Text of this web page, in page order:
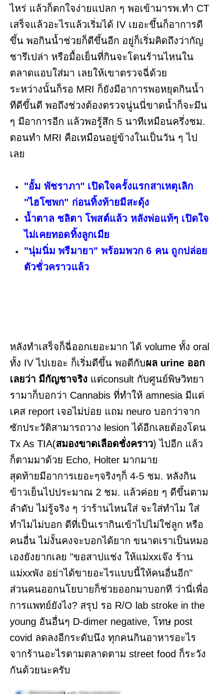
ไหร่ แล้วก็ตกใจง่ายแปลก ๆ พอเข้ามารพ.ทำ CT
เสร็จแล้วอะไรแล้วเริ่มได้ IV เยอะขึ้นก็อาการดี
ขึ้น พอกินน้ำช่วยก็ดีขึ้นอีก อยู่ก็เริ่มคิดถึงว่ากัญ
ชารึเปล่า หรือมื้อเย็นที่กินจะโดนร้านไหนใน
ตลาดแอบใส่มา เลยให้เขาตรวจฉี่ด้วย
ระหว่างนั้นก็รอ MRI ก็ยังมีอาการพอหยุดกินน้ำ
ทีดีขึ้นดี พอถึงช่วงต้องตรวจนู่นนี่ขาดน้ำก็จะมึน
ๆ มีอาการอีก แล้วพอรู้สึก 5 นาทีเหมือนครึ่งชม.
ตอนทำ MRI คือเหมือนอยู่ข้างในเป็นวัน ๆ ไป
เลย
"อั้ม พัชราภา" เปิดใจครั้งแรกสาเหตุเลิก
"ไฮโซพก" ก่อนทิ้งท้ายมีสะดุ้ง
น้ำตาล ชลิตา โพสต์แล้ว หลังพ่อแท้ๆ เปิดใจ
ไม่เคยทอดทิ้งลูกเมีย
"นุ่มนิ่ม พรีมายา" พร้อมพวก 6 คน ถูกปล่อย
ตัวชั่วคราวแล้ว
หลังทำเสร็จก็ฉี่ออกเยอะมาก ได้ volume ทั้ง oral
ทั้ง IV ไปเยอะ ก็เริ่มดีขึ้น พอดีกับผล urine ออก
เลยว่า มีกัญชาจริง แต่consult กับศูนย์พิษวิทยา
รามาก็บอกว่า Cannabis ที่ทำให้ amnesia มีแต่
เคส report เจอไม่บ่อย แถม neuro บอกว่าจาก
ซักประวัติสามารถวาง lesion ได้อีกเลยต้องโดน
Tx As TIA(สมองขาดเลือดชั่งคราว) ไปอีก แล้ว
ก็ตามมาด้วย Echo, Holter มากมาย
สุดท้ายมีอาการเยอะๆจริงๆก็ 4-5 ชม. หลังกิน
ข้าวเย็นไปประมาณ 2 ชม. แล้วค่อย ๆ ดีขึ้นตาม
ลำดับ ไม่รู้จริง ๆ ว่าร้านไหนใส่ จะใส่ทำไม ใส่
ทำไมไม่บอก ดีที่เป็นเรากินเข้าไปไม่ใช่ลูก หรือ
คนอื่น ไม่งั้นคงจะบอกได้ยาก ขนาดเราเป็นหมอ
เองยังยากเลย "ขอสาปแช่ง ให้แม่xxเจ๊ง ร้าน
แม่xxพัง อย่าได้ขายอะไรแบบนี้ให้คนอื่นอีก"
ส่วนคนออกนโยบายก็ช่วยออกมาบอกที ว่านี่เพื่อ
การแพทย์ยังไง? สรุป รอ R/O lab stroke in the
young อันอื่นๆ D-dimer negative, โทษ post
covid ลดลงอีกระดับนึง ทุกคนกินอาหารอะไร
จากร้านอะไรตามตลาดตาม street food ก็ระวัง
กันด้วยนะครับ